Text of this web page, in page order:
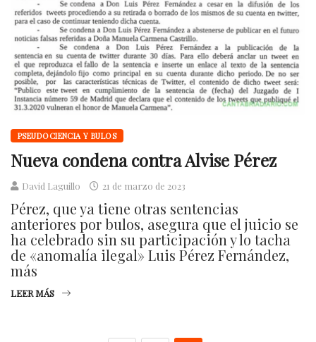
PSEUDOCIENCIA Y BULOS
Nueva condena contra Alvise Pérez
David Laguillo 21 de marzo de 2023
Pérez, que ya tiene otras sentencias
anteriores por bulos, asegura que el juicio se
ha celebrado sin su participación y lo tacha
de «anomalía ilegal» Luis Pérez Fernández,
más
LEER MÁS